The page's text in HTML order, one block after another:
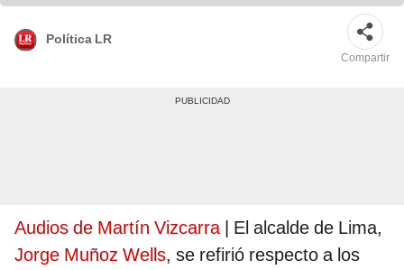
aprobó una transferencia del mismo monto a Protransporte. Foto: La
Política LR
Compartir
Audios de Martín Vizcarra| El alcalde de Lima,
Jorge Muñoz Wells, se refirió respecto a los